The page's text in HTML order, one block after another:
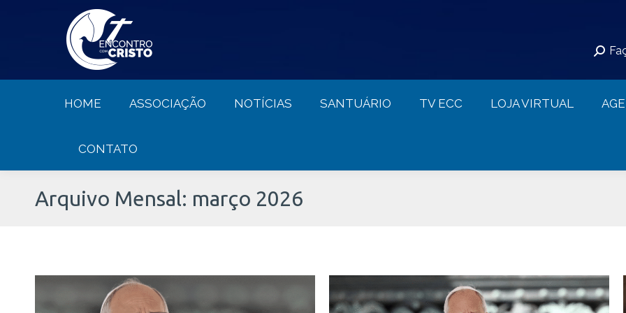
HOME ASSOCIAÇÃO NOTÍCIAS SANTUÁRIO TV ECC LOJA VIRTUAL
CONTATO
Arquivo Mensal: março 2026
HOME